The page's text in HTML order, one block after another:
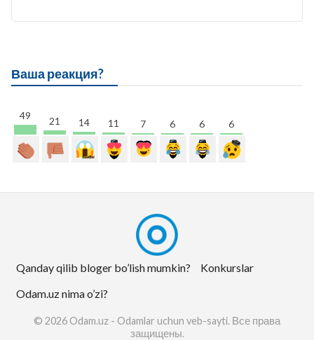
Ваша реакция?
49 21 14 11 7 6 6 6
Qanday qilib bloger bo’lish mumkin?
Konkurslar
Odam.uz nima o’zi?
© 2026 Odam.uz - Odamlar uchun veb-sayti. Все права
защищены.